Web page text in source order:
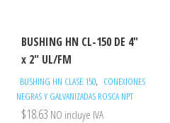
BUSHING HN CL-150 DE 4″
x 2″ UL/FM
BUSHING HN CLASE 150, CONEXIONES
NEGRAS Y GALVANIZADAS ROSCA NPT
$18.63 NO incluye IVA